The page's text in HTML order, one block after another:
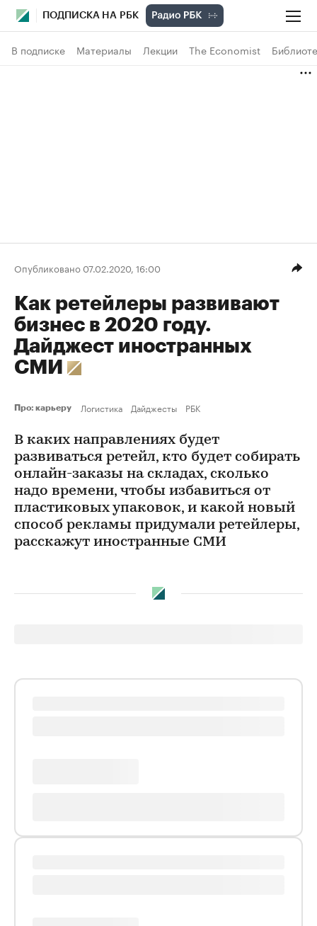
ПОДПИСКА НА РБК
В подписке Материалы Лекции The Economist
Опубликовано 07.02.2020, 16:00
Как ретейлеры развивают
бизнес в 2020 году.
Дайджест иностранных
СМИ
Про: карьеру Логистика Дайджесты РБК
В каких направлениях будет
развиваться ретейл, кто будет собирать
онлайн-заказы на складах, сколько
надо времени, чтобы избавиться от
пластиковых упаковок, и какой новый
способ рекламы придумали ретейлеры,
расскажут иностранные СМИ